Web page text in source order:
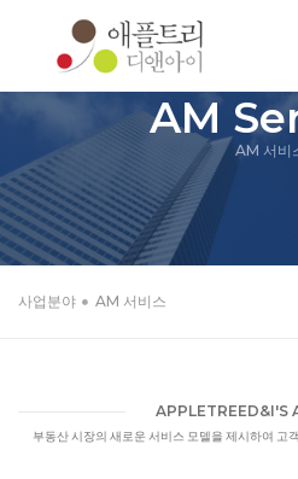
AM
AM 서비
사업분야 AM 서비스
APPLETREED&I'S
부동산 시장의 새로운 서비스 모델을 제시하여 고